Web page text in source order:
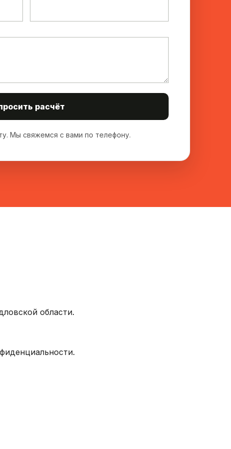
расчёт
Мы свяжемся с вами по телефону.
области.